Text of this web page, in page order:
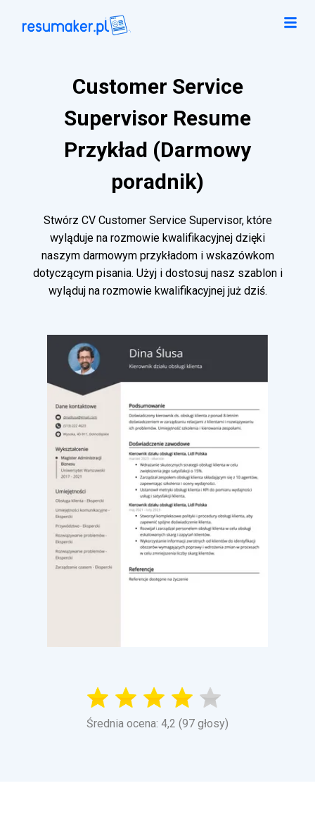
Customer Service
Supervisor Resume
Przykład (Darmowy
poradnik)
Stwórz CV Customer Service Supervisor, które
wyląduje na rozmowie kwalifikacyjnej dzięki
naszym darmowym przykładom i wskazówkom
dotyczącym pisania. Użyj i dostosuj nasz szablon i
wyląduj na rozmowie kwalifikacyjnej już dziś.
Średnia ocena: 4,2 (97 głosy)